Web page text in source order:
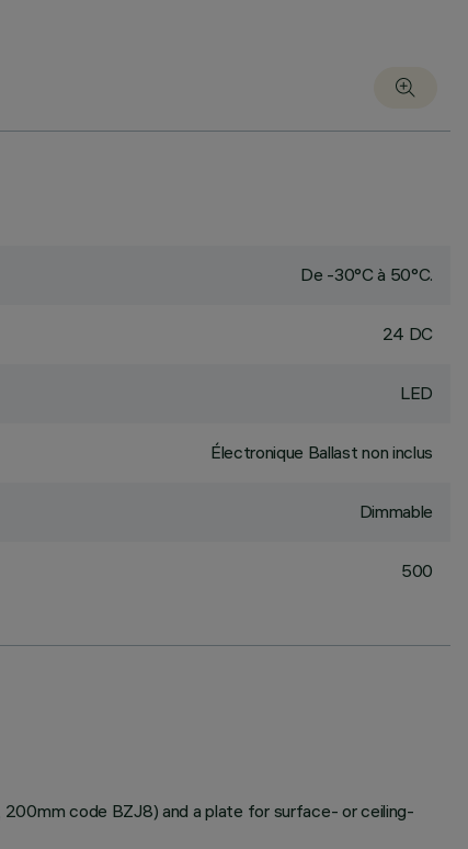
De -30°C à 50°C.
24 DC
LED
Électronique Ballast non inclus
Dimmable
500
code BZJ8) and a plate for surface- or ceiling-